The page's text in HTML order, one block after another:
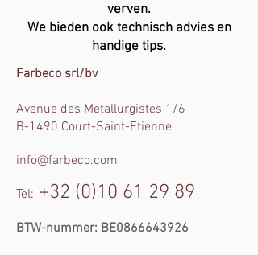
verven.
We bieden ook technisch advies en
handige tips.
Farbeco srl/bv
Avenue des Metallurgistes 1/6
B-1490 Court-Saint-Etienne
info@farbeco.com
Tel: +32 (0)10 61 29 89
BTW-nummer: BE0866643926